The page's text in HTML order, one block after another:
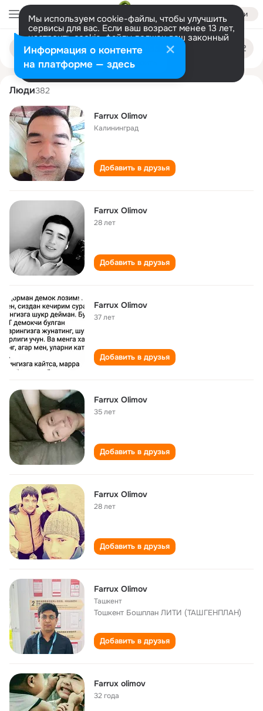
Войти
Мы используем cookie-файлы, чтобы улучшить
сервисы для вас. Если ваш возраст менее 13 лет,
настроить cookie-файлы должен ваш законный
представитель. Больше информации
Разрешить все Настроить
Поиск
людям
farrux olimov
Люди382
Farrux Olimov
Калининград
Добавить в друзья
Farrux Olimov
28 лет
Добавить в друзья
Farrux Olimov
37 лет
Добавить в друзья
Farrux Olimov
35 лет
Добавить в друзья
Farrux Olimov
28 лет
Добавить в друзья
Farrux Olimov
Ташкент
Тошкент Бошплан ЛИТИ (ТАШГЕНПЛАН)
Добавить в друзья
Farrux olimov
32 года
Информация о контенте
на платформе — здесь